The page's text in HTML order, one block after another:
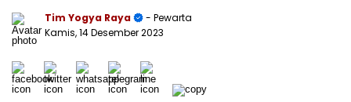
Tim Yogya Raya
- Pewarta
Kamis, 14 Desember 2023